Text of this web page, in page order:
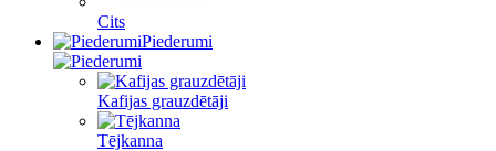
Cits
Piederumi
Kafijas grauzdētāji
Tējkanna